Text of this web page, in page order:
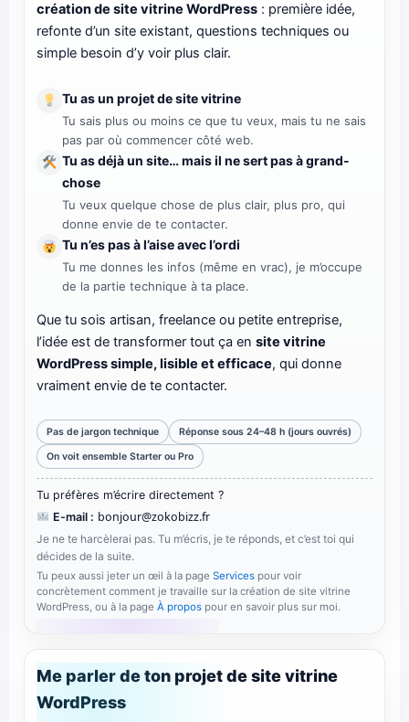
création de site vitrine WordPress : première idée,
refonte d’un site existant, questions techniques ou
simple besoin d’y voir plus clair.
Tu as un projet de site vitrine
Tu sais plus ou moins ce que tu veux, mais tu ne sais
pas par où commencer côté web.
Tu as déjà un site… mais il ne sert pas à grand-
chose
Tu veux quelque chose de plus clair, plus pro, qui
donne envie de te contacter.
Tu n’es pas à l’aise avec l’ordi
Tu me donnes les infos (même en vrac), je m’occupe
de la partie technique à ta place.
Que tu sois artisan, freelance ou petite entreprise,
l’idée est de transformer tout ça en site vitrine
WordPress simple, lisible et efficace, qui donne
vraiment envie de te contacter.
Pas de jargon technique Réponse sous 24–48 h (jours ouvrés)
On voit ensemble Starter ou Pro
Tu préfères m’écrire directement ?
E-mail : bonjour@zokobizz.fr
Je ne te harcèlerai pas. Tu m’écris, je te réponds, et c’est toi qui
décides de la suite.
Tu peux aussi jeter un œil à la page Services pour voir
concrètement comment je travaille sur la création de site vitrine
WordPress, ou à la page À propos pour en savoir plus sur moi.
Me parler de ton projet de site vitrine
WordPress